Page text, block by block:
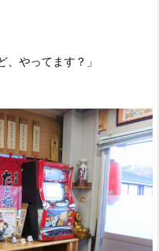
、やってます？」